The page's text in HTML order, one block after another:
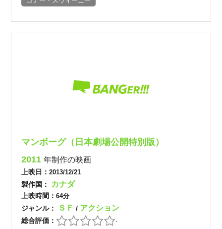
マンボーグ（日本劇場公開特別版）
2011年制作の映画
上映日：2013/12/21
製作国： カナダ
上映時間：64分
ジャンル： ＳＦ/ アクション
総合評価： -